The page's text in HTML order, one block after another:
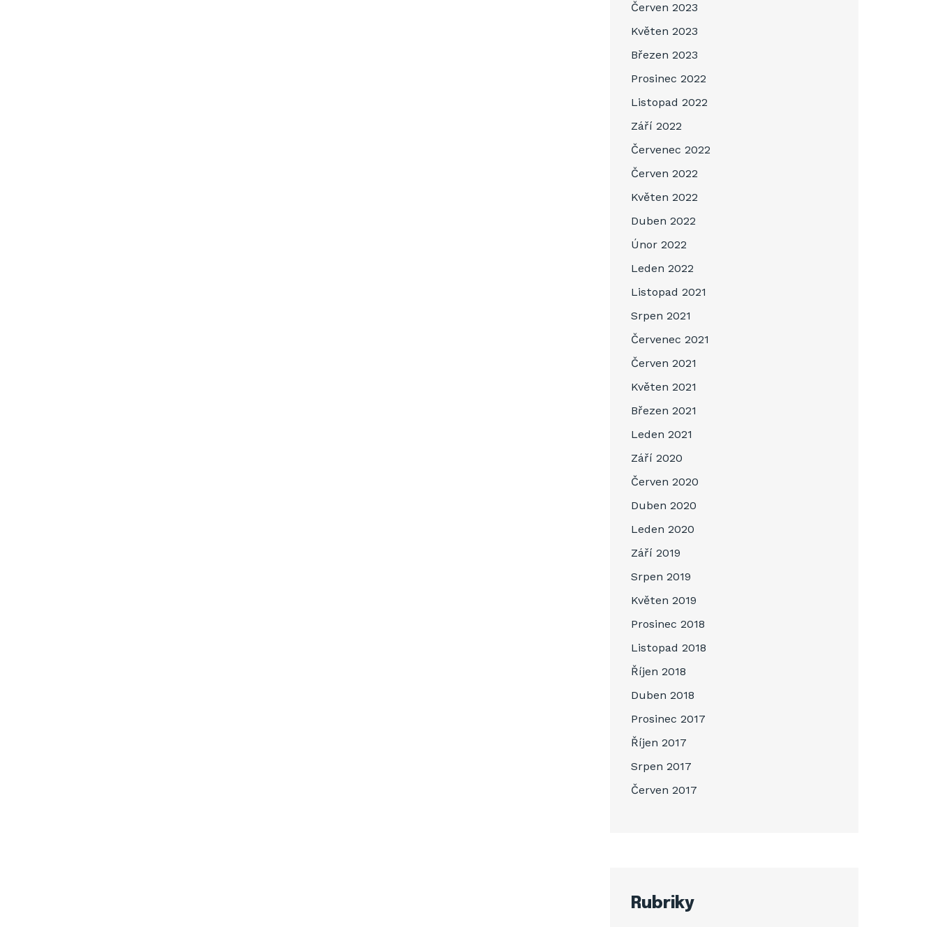
Červen 2023
Květen 2023
Březen 2023
Prosinec 2022
Listopad 2022
Září 2022
Červenec 2022
Červen 2022
Květen 2022
Duben 2022
Únor 2022
Leden 2022
Listopad 2021
Srpen 2021
Červenec 2021
Červen 2021
Květen 2021
Březen 2021
Leden 2021
Září 2020
Červen 2020
Duben 2020
Leden 2020
Září 2019
Srpen 2019
Květen 2019
Prosinec 2018
Listopad 2018
Říjen 2018
Duben 2018
Prosinec 2017
Říjen 2017
Srpen 2017
Červen 2017
Rubriky